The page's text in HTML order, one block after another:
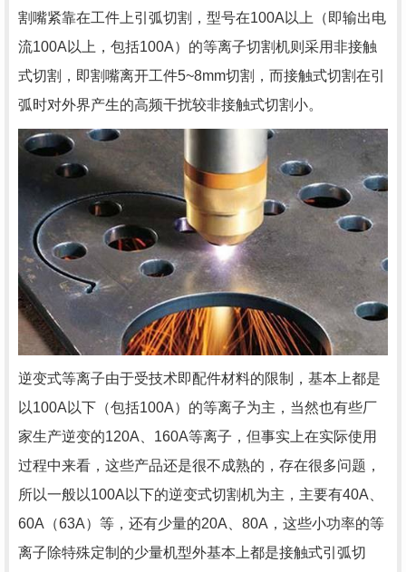
割嘴紧靠在工件上引弧切割，型号在100A以上（即输出电
流100A以上，包括100A）的等离子切割机则采用非接触
式切割，即割嘴离开工件5~8mm切割，而接触式切割在引
弧时对外界产生的高频干扰较非接触式切割小。
逆变式等离子由于受技术即配件材料的限制，基本上都是
以100A以下（包括100A）的等离子为主，当然也有些厂
家生产逆变的120A、160A等离子，但事实上在实际使用
过程中来看，这些产品还是很不成熟的，存在很多问题，
所以一般以100A以下的逆变式切割机为主，主要有40A、
60A（63A）等，还有少量的20A、80A，这些小功率的等
离子除特殊定制的少量机型外基本上都是接触式引弧切